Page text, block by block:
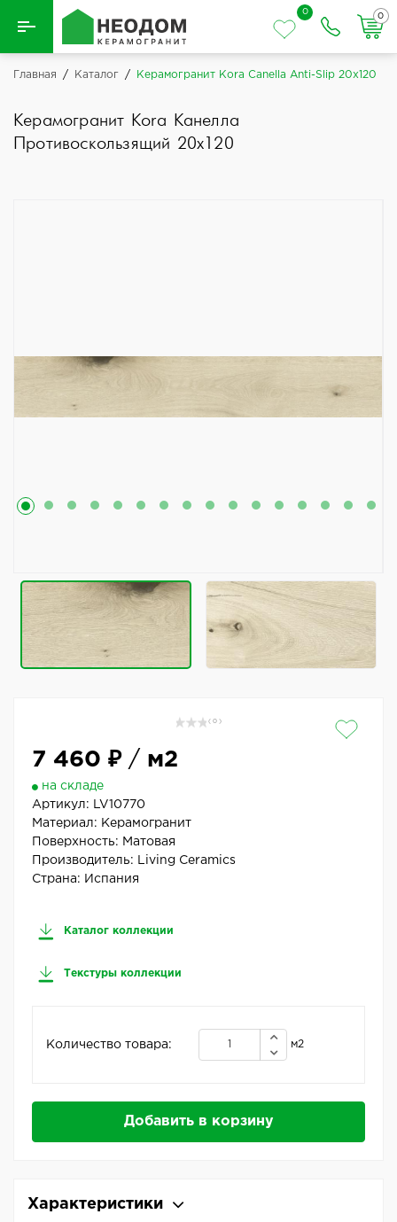
Назад
Керамическая плитка
0
0
Главная / Каталог / Керамогранит Kora Canella Anti-Slip 20x120
Керамогранит Kora Канелла
Противоскользящий 20x120
( 0 )
7 460 ₽/ м2
на складе
Артикул:
LV10770
Материал: Керамогранит
Поверхность: Матовая
Производитель:
Living Ceramics
Страна: Испания
Каталог коллекции
Текстуры коллекции
Количество товара: м2
Добавить в корзину
Характеристики